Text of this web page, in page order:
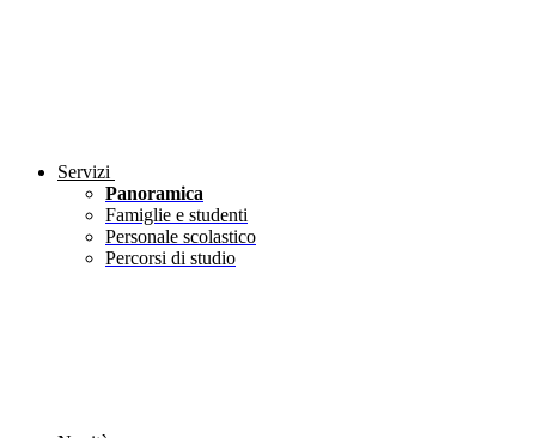
Servizi
Panoramica
Famiglie e studenti
Personale scolastico
Percorsi di studio